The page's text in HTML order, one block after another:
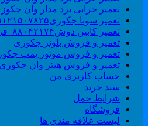
تعمیر خرابی برد مدار وان جکوزی
تعمیر سونا جکوزی۰۹۱۲۱۵۰۷۸۲۵#| Sauna | Jacuzzi
تعمیر کابین دوش۸۸۰۴۲۱۷۴_فروش کابین دوش
تعمیر و فروش بلوئر جکوزی
تعمیر و فروش موتور پمپ جکوزی
تعمیر و فروش هیتر وان جکوزی
حساب کاربری من
سبد خرید
شرایط حمل
فروشگاه
لیست علاقه مندی ها